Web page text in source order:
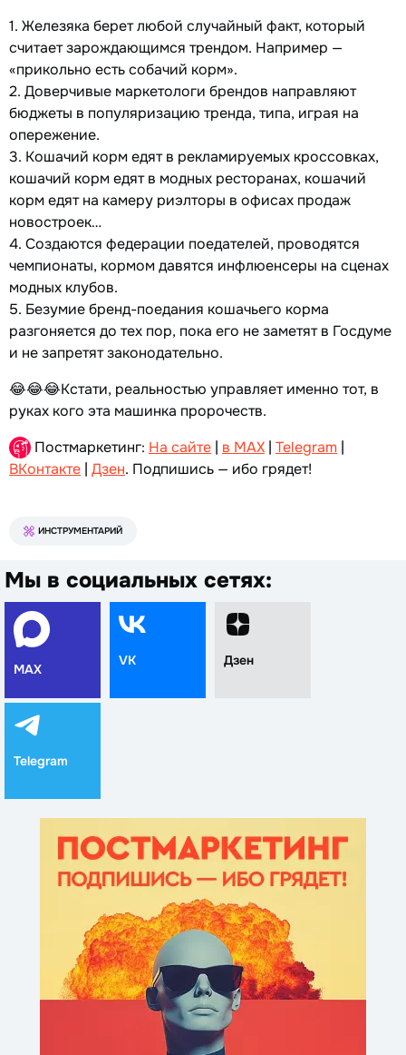
1. Железяка берет любой случайный факт, который
считает зарождающимся трендом. Например —
«прикольно есть собачий корм».
2. Доверчивые маркетологи брендов направляют
бюджеты в популяризацию тренда, типа, играя на
опережение.
3. Кошачий корм едят в рекламируемых кроссовках,
кошачий корм едят в модных ресторанах, кошачий
корм едят на камеру риэлторы в офисах продаж
новостроек…
4. Создаются федерации поедателей, проводятся
чемпионаты, кормом давятся инфлюенсеры на сценах
модных клубов.
5. Безумие бренд-поедания кошачьего корма
разгоняется до тех пор, пока его не заметят в Госдуме
и не запретят законодательно.
😂😂😂Кстати, реальностью управляет именно тот, в
руках кого эта машинка пророчеств.
Постмаркетинг: На сайте | в MAX | Telegram |
ВКонтакте | Дзен. Подпишись — ибо грядет!
ИНСТРУМЕНТАРИЙ
Мы в социальных сетях:
MAX
VK Дзен
Telegram